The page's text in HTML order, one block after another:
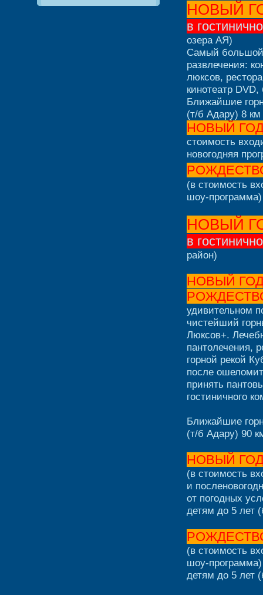
НОВЫЙ
в
озера АЯ)
Самый большой
развлечения:
люксов,
кинотеатр
Ближайшие
(т/б Адару) 8
НОВЫЙ
стоимость
новогодняя
(в стоимость
шоу-программа)
НОВЫЙ
в
район)
НОВЫЙ
удивительном
чистейший
Люксов+.
пантолечения,
горной рекой
после
принять
гостиничного
Ближайшие
(т/б Адару) 90
НОВЫЙ
(в стоимость
и
от погодных
детям до 5 лет
(в стоимость
шоу-программа)
детям до 5 лет